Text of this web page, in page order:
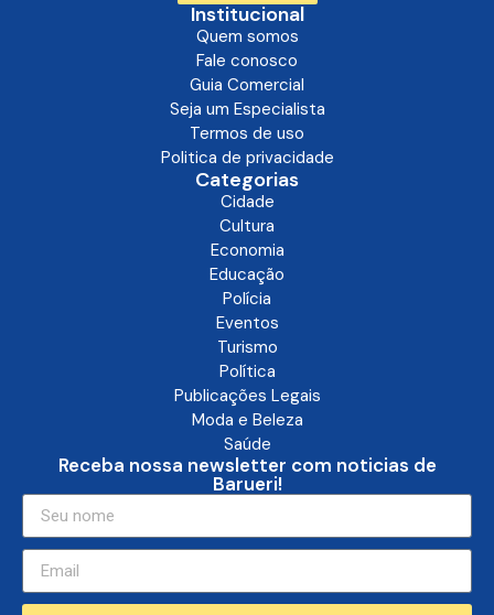
Institucional
Quem somos
Fale conosco
Guia Comercial
Seja um Especialista
Termos de uso
Politica de privacidade
Categorias
Cidade
Cultura
Economia
Educação
Polícia
Eventos
Turismo
Política
Publicações Legais
Moda e Beleza
Saúde
Receba nossa newsletter com noticias de
Barueri!